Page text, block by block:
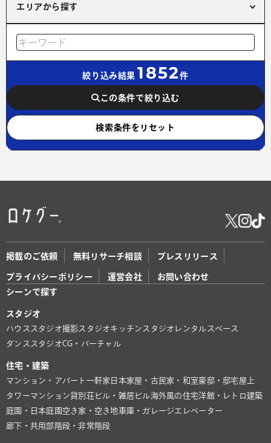
エリアから探す
絞り込み結果 1852件
この条件で絞り込む
検索条件をリセット
掲載のご依頼 無料リサーチ相談 プレスリリース
プライバシーポリシー 運営会社
お問い合わせ
シーンで探す
スタジオ
ハウススタジオ撮影スタジオキッチンスタジオ レンタルスペース
ダンススタジオCG・バーチャル
住宅・建築
マンション・アパート 一軒家 日本家屋・古民家・和室豪邸・邸宅屋上
タワーマンション貸別荘ビル・雑居ビル海外風の住宅洋館・レトロ建築
庭園・日本庭園 空き家・空き地 車庫・ガレージ エレベーター
廊下・共用部 階段・非常階段